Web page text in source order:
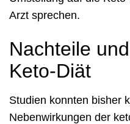
Arzt sprechen.
Nachteile
Keto-Diät
Studien konnten bisher
Nebenwirkungen der